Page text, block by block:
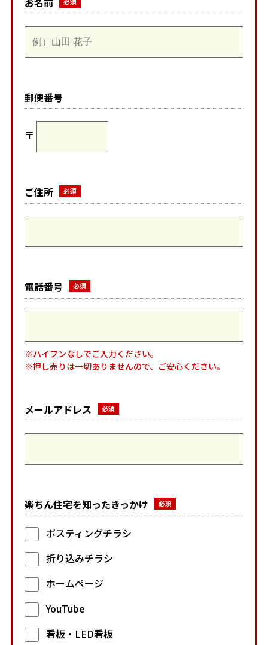
郵便番号
〒
ご住所
電話番号
※ハイフンなしでご入力ください。
※押し売りは一切ありませんので、ご安心ください。
メールアドレス
楽ちん住宅を知ったきっかけ
ポスティングチラシ
折り込みチラシ
ホームページ
YouTube
看板・LED看板